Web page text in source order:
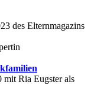
des Elternmagazins
Ria Eugster als